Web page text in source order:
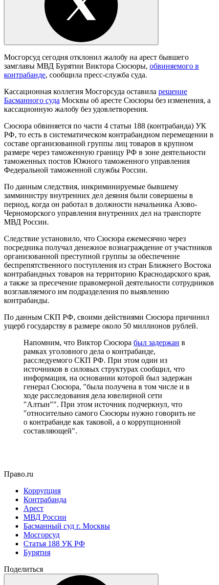
Мосгорсуд сегодня отклонил жалобу на арест бывшего
замглавы МВД Бурятии Виктора Сюсюры, обвиняемого в
контрабанде, сообщила пресс-служба суда.
Кассационная коллегия Мосгорсуда оставила решение
Басманного суда Москвы об аресте Сюсюры без изменения, а
кассационную жалобу без удовлетворения.
Сюсюра обвиняется по части 4 статьи 188 (контрабанда) УК
РФ, то есть в систематическом контрабандном перемещении в
составе организованной группы лиц товаров в крупном
размере через таможенную границу РФ в зоне деятельности
таможенных постов Южного таможенного управления
Федеральной таможенной службы России.
По данным следствия, инкриминируемые бывшему
замминистру внутренних дел деяния были совершены в
период, когда он работал в должности начальника Азово-
Черноморского управления внутренних дел на транспорте
МВД России.
Следствие установило, что Сюсюра ежемесячно через
посредника получал денежное вознаграждение от участников
организованной преступной группы за обеспечение
беспрепятственного поступления из стран Ближнего Востока
контрабандных товаров на территорию Краснодарского края,
а также за пресечение правомерной деятельности сотрудников
возглавляемого им подразделения по выявлению
контрабанды.
По данным СКП РФ, своими действиями Сюсюра причинил
ущерб государству в размере около 50 миллионов рублей.
Напомним, что Виктор Сюсюра был задержан в
рамках уголовного дела о контрабанде,
расследуемого СКП РФ. При этом один из
источников в силовых структурах сообщил, что
информация, на основании которой был задержан
генерал Сюсюра, "была получена в том числе и в
ходе расследования дела ювелирной сети
"Алтын"". При этом источник подчеркнул, что
"относительно самого Сюсюры нужно говорить не
о контрабанде как таковой, а о коррупционной
составляющей".
Право.ru
Коррупция
Контрабанда
Арест
МВД России
Басманный суд г. Москвы
Мосгорсуд
Статья 188 УК РФ
Бурятия
Поделиться